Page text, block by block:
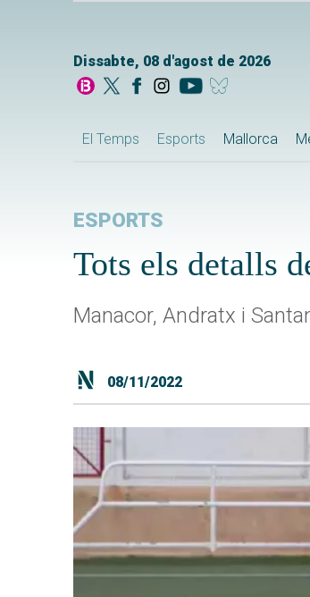
Dissabte, 08 d'agost de 2026
El Temps Esports Mallorca
ESPORTS
Tots els detalls
Manacor, Andratx i
08/11/2022